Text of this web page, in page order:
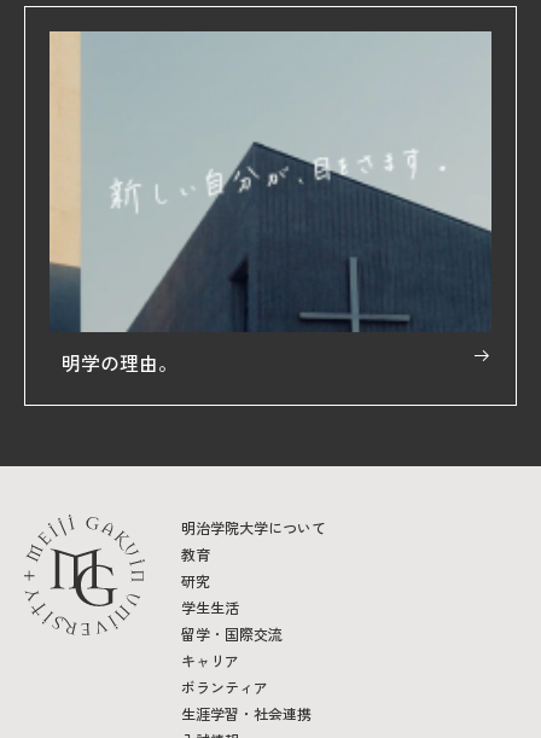
明学の理由。
明治学院大学について
教育
研究
学生生活
留学・国際交流
キャリア
ボランティア
生涯学習・社会連携